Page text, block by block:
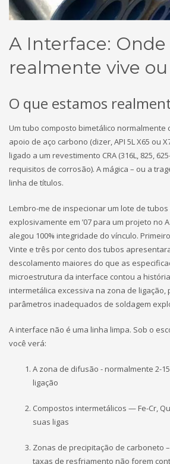
A Interface:
realmente vive
O que estamos
Um tubo composto bimetálico normalmente
apoio de aço carbono (dizer, API 5L X65 ou
ligado a um revestimento CRA (316L, 825,
requisitos de corrosão). A mágica – ou a
linha de títulos.
Lembro-me de inspecionar um lote de
explosivamente em ’07 para um projeto no
alegou 100% integridade do vínculo.
Vinte e três por cento dos tubos
descolamento maiores do que as
microestrutura da interface contou a
intermetálica excessiva na zona de
parâmetros inadequados de soldagem
A interface não é uma linha limpa. Sob o
você verá:
A zona de difusão - normalmente 2-
ligação
Compostos intermetálicos — Fe-Cr,
suas ligas
Zonas de precipitação de carboneto
taxas de resfriamento não forem